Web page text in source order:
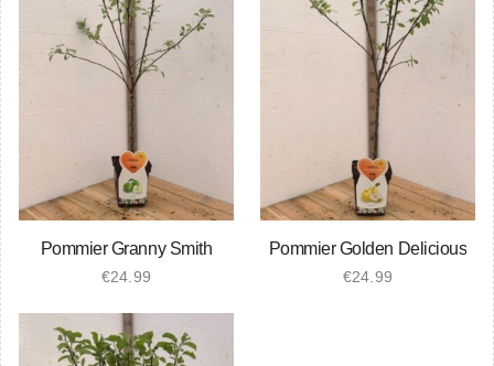
Pommier Granny Smith
€24.99
Pommier Golden Delicious
€24.99